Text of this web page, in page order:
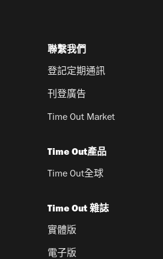
聯繫我們
登記定期通訊
刊登廣告
Time Out Market
Time Out產品
Time Out全球
Time Out 雜誌
實體版
電子版